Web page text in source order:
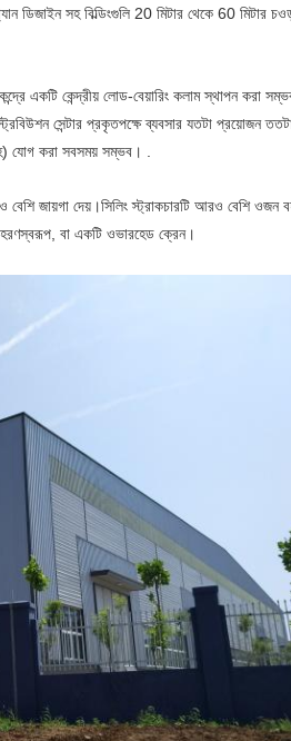
ডিজাইন সহ বিল্ডিংগুলি 20 মিটার থেকে 60 মিটার
একটি কেন্দ্রীয় লোড-বেয়ারিং কলাম স্থাপন করা
সেন্টার প্রকৃতপক্ষে ব্যবসার যতটা প্রয়োজন
যোগ করা সবসময় সম্ভব। .
জায়গা দেয়।সিলিং স্ট্রাকচারটি আরও বেশি ওজন
বা একটি ওভারহেড ক্রেন।